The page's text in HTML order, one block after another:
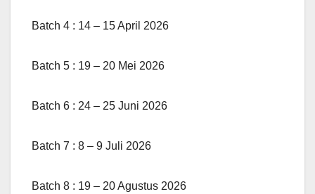
Batch 4 : 14 – 15 April 2026
Batch 5 : 19 – 20 Mei 2026
Batch 6 : 24 – 25 Juni 2026
Batch 7 : 8 – 9 Juli 2026
Batch 8 : 19 – 20 Agustus 2026